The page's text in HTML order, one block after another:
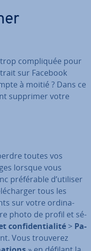
com­pli­quée pour
sur Facebook
à moitié ? Dans ce
supprimer votre
toutes vos
lorsque vous
pré­fé­rable d’utiliser
tous les
sur votre or­di­na­
photo de profil et sé­
con­fi­den­tia­lité > Pa­
Vous trouverez